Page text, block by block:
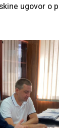
ugovor o